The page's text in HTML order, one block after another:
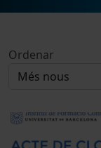
Ordenar